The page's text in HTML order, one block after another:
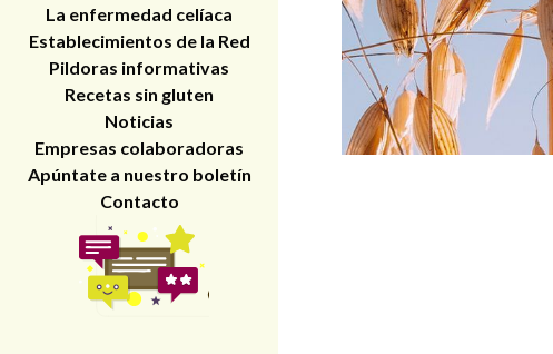
La enfermedad celíaca
Establecimientos de la Red
Pildoras informativas
Recetas sin gluten
Noticias
Empresas colaboradoras
Apúntate a nuestro boletín
Contacto